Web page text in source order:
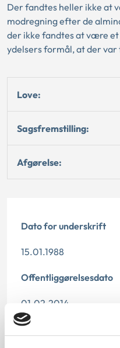
Der fandtes heller ikke at
modregning efter de
der ikke fandtes at være
ydelsers formål, at der
Love:
Sagsfremstilling:
Afgørelse:
Dato for underskrift
15.01.1988
Offentliggørelsesdato
01.02.2014
Denne principafgørelse